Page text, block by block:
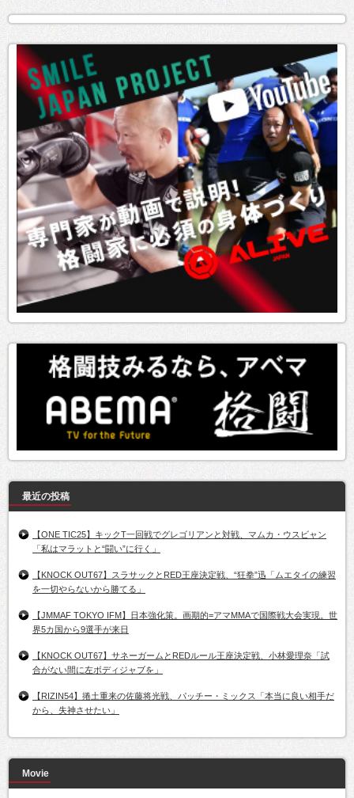
最近の投稿
【ONE TIC25】キックT一回戦でグレゴリアンと対戦、マムカ・ウスビャン
「私はマラットと“闘い”に行く」
【KNOCK OUT67】スラサックとRED王座決定戦、“狂拳”迅「ムエタイの練習
を一切やらないから勝てる」
【JMMAF TOKYO IFM】日本強化策。画期的=アマMMAで国際戦大会実現。世
界5カ国から9選手が来日
【KNOCK OUT67】サネーガームとREDルール王座決定戦、小林愛理奈「試
合がない間に左ボディジャブを」
【RIZIN54】捲土重来の佐藤将光戦、パッチー・ミックス「本当に良い相手だ
から、失神させたい」
Movie